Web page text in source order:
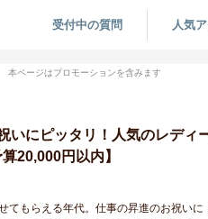
受付中の質問 人気
本ページはプロモーションを含みます
いにピッタリ！人気のレディ
20,000円以内】
てもらえる年代。仕事の昇進のお祝い